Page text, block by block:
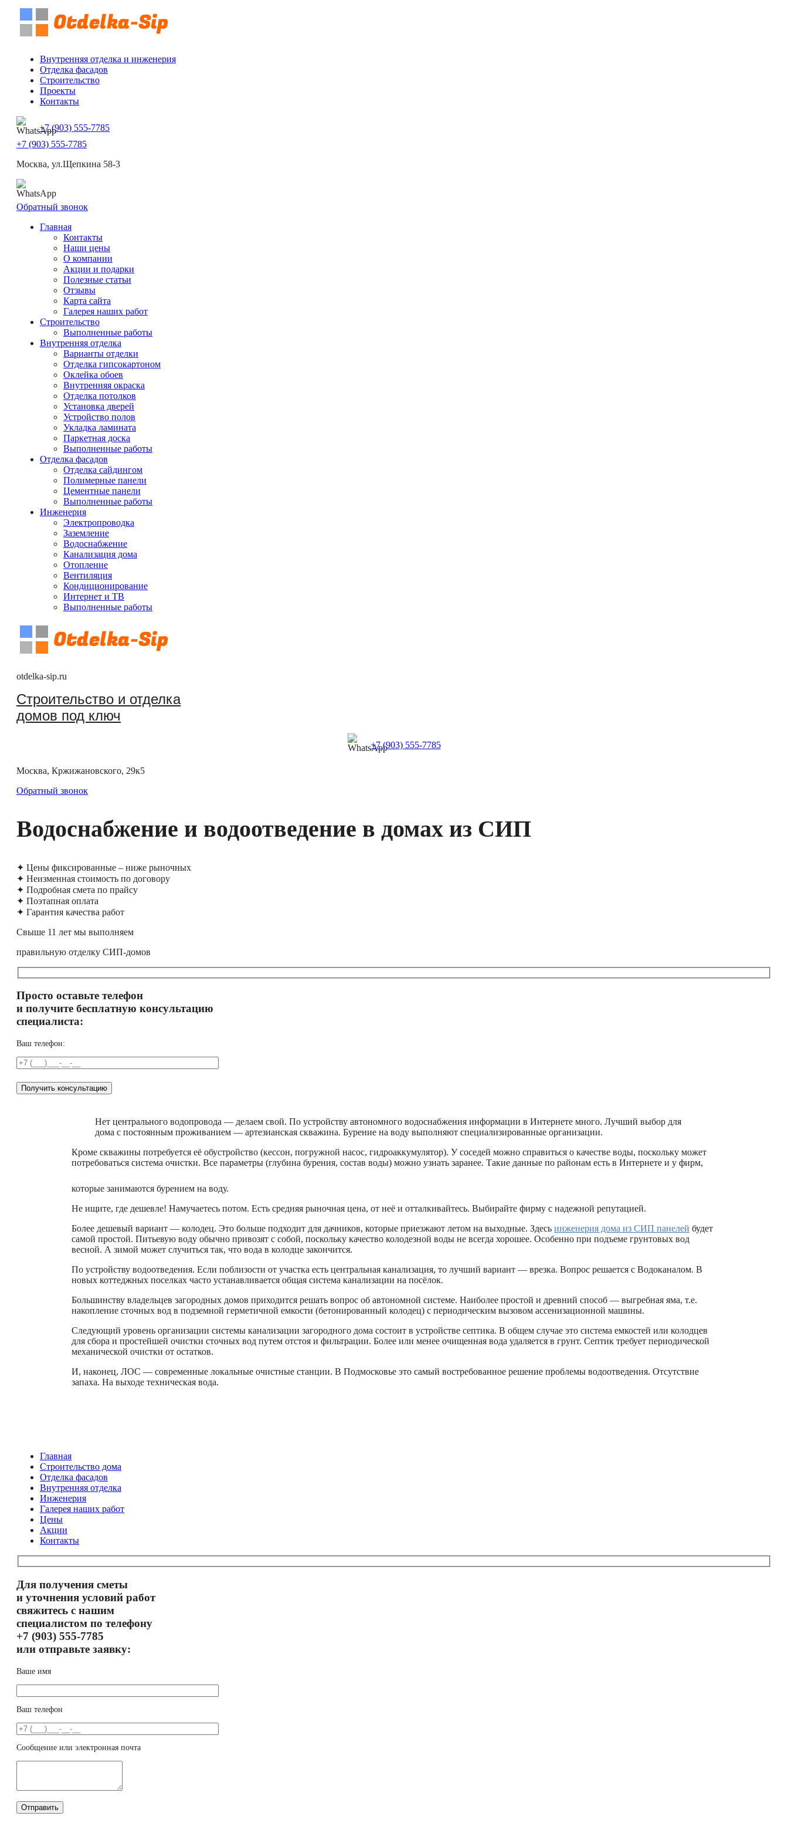
Внутренняя отделка и инженерия
Отделка фасадов
Строительство
Проекты
Контакты
+7 (903) 555-7785
+7 (903) 555-7785
Москва, ул.Щепкина 58-3
Обратный звонок
Главная
Контакты
Наши цены
О компании
Акции и подарки
Полезные статьи
Отзывы
Карта сайта
Галерея наших работ
Строительство
Выполненные работы
Внутренняя отделка
Варианты отделки
Отделка гипсокартоном
Оклейка обоев
Внутренняя окраска
Отделка потолков
Установка дверей
Устройство полов
Укладка ламината
Паркетная доска
Выполненные работы
Отделка фасадов
Отделка сайдингом
Полимерные панели
Цементные панели
Выполненные работы
Инженерия
Электропроводка
Заземление
Водоснабжение
Канализация дома
Отопление
Вентиляция
Кондиционирование
Интернет и ТВ
Выполненные работы
otdelka-sip.ru
Строительство и отделка
домов под ключ
+7 (903) 555-7785
Москва, Кржижановского, 29к5
Обратный звонок
Водоснабжение и водоотведение в домах из СИП
✦ Цены фиксированные – ниже рыночных
✦ Неизменная стоимость по договору
✦ Подробная смета по прайсу
✦ Поэтапная оплата
✦ Гарантия качества работ
Свыше 11 лет мы выполняем
правильную отделку СИП-домов
Просто оставьте телефон
и получите бесплатную консультацию
специалиста:
Ваш телефон:
Нет центрального водопровода — делаем свой. По устройству автономного водоснабжения информации в Интернете много. Лучший выбор для
дома с постоянным проживанием — артезианская скважина. Бурение на воду выполняют специализированные организации.
Кроме скважины потребуется её обустройство (кессон, погружной насос, гидроаккумулятор). У соседей можно справиться о качестве воды, поскольку может
потребоваться система очистки. Все параметры (глубина бурения, состав воды) можно узнать заранее. Такие данные по районам есть в Интернете и у фирм,
которые занимаются бурением на воду.
Не ищите, где дешевле! Намучаетесь потом. Есть средняя рыночная цена, от неё и отталкивайтесь. Выбирайте фирму с надежной репутацией.
Более дешевый вариант — колодец. Это больше подходит для дачников, которые приезжают летом на выходные. Здесь инженерия дома из СИП панелей будет
самой простой. Питьевую воду обычно привозят с собой, поскольку качество колодезной воды не всегда хорошее. Особенно при подъеме грунтовых вод
весной. А зимой может случиться так, что вода в колодце закончится.
По устройству водоотведения. Если поблизости от участка есть центральная канализация, то лучший вариант — врезка. Вопрос решается с Водоканалом. В
новых коттеджных поселках часто устанавливается общая система канализации на посёлок.
Большинству владельцев загородных домов приходится решать вопрос об автономной системе. Наиболее простой и древний способ — выгребная яма, т.е.
накопление сточных вод в подземной герметичной емкости (бетонированный колодец) с периодическим вызовом ассенизационной машины.
Следующий уровень организации системы канализации загородного дома состоит в устройстве септика. В общем случае это система емкостей или колодцев
для сбора и простейшей очистки сточных вод путем отстоя и фильтрации. Более или менее очищенная вода удаляется в грунт. Септик требует периодической
механической очистки от остатков.
И, наконец, ЛОС — современные локальные очистные станции. В Подмосковье это самый востребованное решение проблемы водоотведения. Отсутствие
запаха. На выходе техническая вода.
Главная
Строительство дома
Отделка фасадов
Внутренняя отделка
Инженерия
Галерея наших работ
Цены
Акции
Контакты
Для получения сметы
и уточнения условий работ
свяжитесь с нашим
специалистом по телефону
+7 (903) 555-7785
или отправьте заявку:
Ваше имя
Ваш телефон
Сообщение или электронная почта